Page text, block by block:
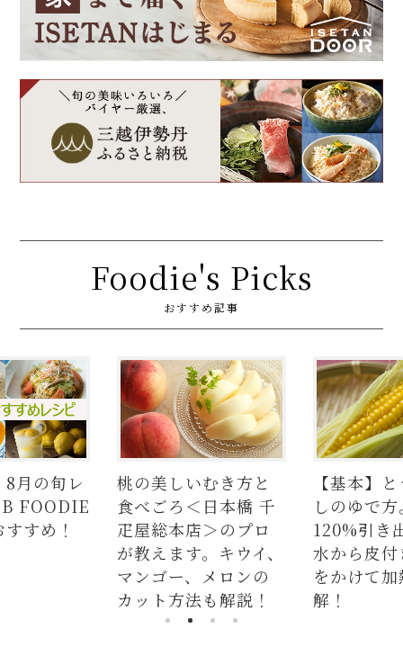
Foodie's Picks
おすすめ記事
月の旬レ
FOODIE
すめ！
桃の美しいむき方と
食べごろ＜日本橋 千
疋屋総本店＞のプロ
が教えます。キウイ、
マンゴー、メロンの
カット方法も解説！
【基本】
しのゆで
120%引き
水から皮
をかけて
解！